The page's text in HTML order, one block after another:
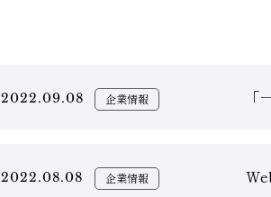
2022.09.08 企業情報
2022.08.08 企業情報